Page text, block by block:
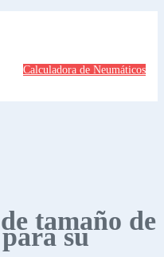
Calculadora de Neumáticos
tamaño de
su